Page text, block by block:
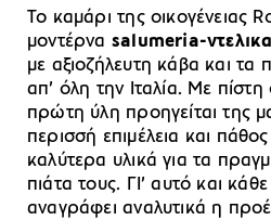
Το καμάρι της οικογένειας
μοντέρνα salumeria-
με αξιοζήλευτη κάβα και τα
απ’ όλη την Ιταλία. Με
πρώτη ύλη προηγείται της
περισσή επιμέλεια και
καλύτερα υλικά για τα
πιάτα τους. ΓΙ’ αυτό και
αναγράφει αναλυτικά η